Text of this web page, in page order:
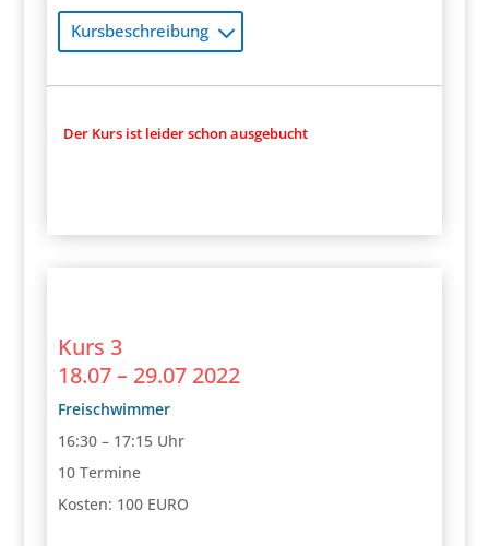
Kursbeschreibung
Der Kurs ist leider schon ausgebucht
Kurs 3
18.07 – 29.07 2022
Freischwimmer
16:30 – 17:15 Uhr
10 Termine
Kosten: 100 EURO